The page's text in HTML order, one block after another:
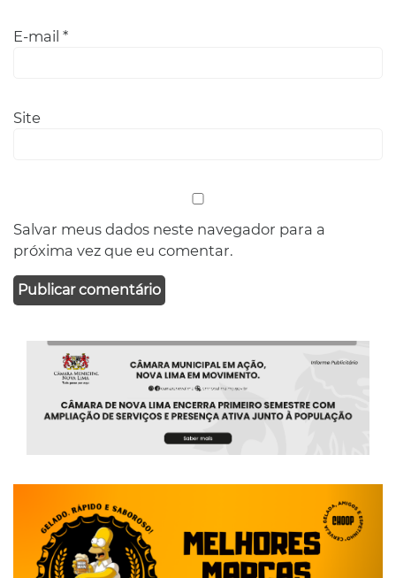
E-mail *
Site
Salvar meus dados neste navegador para a
próxima vez que eu comentar.